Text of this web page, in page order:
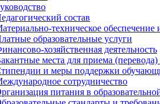
состав
техническое обеспечение
образовательные услуги
хозяйственная деятельность
места для приема
и меры поддержки
сотрудничество
питания в